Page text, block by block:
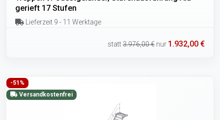
gerieft 17 Stufen
Lieferzeit 9 - 11 Werktage
statt3.976,00 € nur 1.932,00 €
-51%
Versandkostenfrei